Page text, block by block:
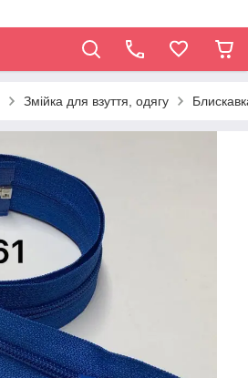
Змійка для взуття, одягу